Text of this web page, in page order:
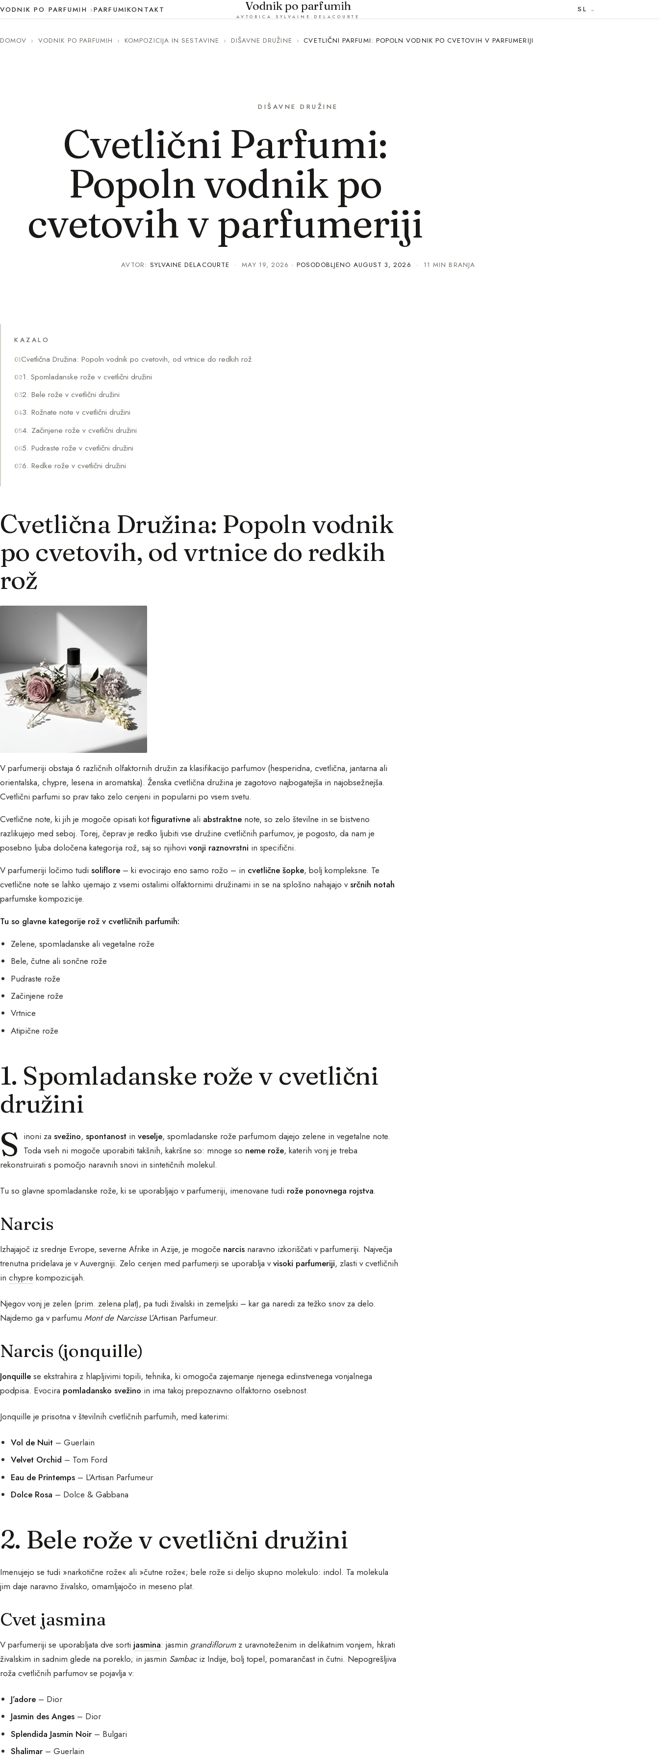
VODNIK PO PARFUMIH PARFUMIKONTAKT Vodnik po parfumih
AVTORICA SYLVAINE DELACOURTE
SL
DOMOV › VODNIK PO PARFUMIH › KOMPOZICIJA IN SESTAVINE › DIŠAVNE DRUŽINE › CVETLIČNI PARFUMI: POPOLN VODNIK PO CVETOVIH V PARFUMERIJI
DIŠAVNE DRUŽINE
Cvetlični Parfumi:
Popoln vodnik po
cvetovih v parfumeriji
AVTOR: SYLVAINE DELACOURTE ·MAY 19, 2026 · POSODOBLJENO AUGUST 3, 2026 · 11 MIN BRANJA
KAZALO
Cvetlična Družina: Popoln vodnik po cvetovih, od vrtnice do redkih rož
1. Spomladanske rože v cvetlični družini
2. Bele rože v cvetlični družini
3. Rožnate note v cvetlični družini
4. Začinjene rože v cvetlični družini
5. Pudraste rože v cvetlični družini
6. Redke rože v cvetlični družini
Cvetlična Družina: Popoln vodnik
po cvetovih, od vrtnice do redkih
rož
V parfumeriji obstaja 6 različnih olfaktornih družin za klasifikacijo parfumov (hesperidna, cvetlična, jantarna ali
orientalska, chypre, lesena in aromatska). Ženska cvetlična družina je zagotovo najbogatejša in najobsežnejša.
Cvetlični parfumi so prav tako zelo cenjeni in popularni po vsem svetu.
Cvetlične note, ki jih je mogoče opisati kotfigurativne ali abstraktne note, so zelo številne in se bistveno
razlikujejo med seboj. Torej, čeprav je redko ljubiti vse družine cvetličnih parfumov, je pogosto, da nam je
posebno ljuba določena kategorija rož, saj so njihovi vonji raznovrstni in specifični.
V parfumeriji ločimo tudi soliflore – ki evocirajo eno samo rožo – in cvetlične šopke, bolj kompleksne. Te
cvetlične note se lahko ujemajo z vsemi ostalimi olfaktornimi družinami in se na splošno nahajajo vsrčnih notah
parfumske kompozicije.
Tu so glavne kategorije rož v cvetličnih parfumih:
Zelene, spomladanske ali vegetalne rože
Bele, čutne ali sončne rože
Pudraste rože
Začinjene rože
Vrtnice
Atipične rože
1. Spomladanske rože v cvetlični
družini
S inoni za svežino, spontanost in veselje, spomladanske rože parfumom dajejo zelene in vegetalne note.
Toda vseh ni mogoče uporabiti takšnih, kakršne so: mnoge so neme rože, katerih vonj je treba
rekonstruirati s pomočjo naravnih snovi in sintetičnih molekul.
Tu so glavne spomladanske rože, ki se uporabljajo v parfumeriji, imenovane tudi rože ponovnega rojstva.
Narcis
Izhajajoč iz srednje Evrope, severne Afrike in Azije, je mogoče narcis naravno izkoriščati v parfumeriji. Največja
trenutna pridelava je v Auvergniji. Zelo cenjen med parfumerji se uporablja vvisoki parfumeriji, zlasti v cvetličnih
in chypre kompozicijah.
Njegov vonj je zelen (prim. zelena plat), pa tudi živalski in zemeljski – kar ga naredi za težko snov za delo.
Najdemo ga v parfumu Mont de NarcisseL’Artisan Parfumeur.
Narcis (jonquille)
Jonquille se ekstrahira z hlapljivimi topili, tehnika, ki omogoča zajemanje njenega edinstvenega vonjalnega
podpisa. Evocira pomladansko svežino in ima takoj prepoznavno olfaktorno osebnost.
Jonquille je prisotna v številnih cvetličnih parfumih, med katerimi:
Vol de Nuit – Guerlain
Velvet Orchid – Tom Ford
Eau de Printemps – L’Artisan Parfumeur
Dolce Rosa – Dolce & Gabbana
2. Bele rože v cvetlični družini
Imenujejo se tudi »narkotične rože« ali »čutne rože«; bele rože si delijo skupno molekulo: indol. Ta molekula
jim daje naravno živalsko, omamljajočo in meseno plat.
Cvet jasmina
V parfumeriji se uporabljata dve sorti jasmina: jasmin grandiflorumz uravnoteženim in delikatnim vonjem, hkrati
živalskim in sadnim glede na poreklo; in jasmin Sambaciz Indije, bolj topel, pomarančast in čutni. Nepogrešljiva
roža cvetličnih parfumov se pojavlja v:
J’adore – Dior
Jasmin des Anges – Dior
Splendida Jasmin Noir – Bulgari
Shalimar – Guerlain